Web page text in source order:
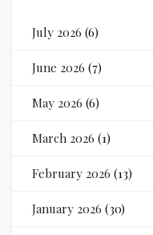
July 2026 (6)
June 2026 (7)
May 2026 (6)
March 2026 (1)
February 2026 (13)
January 2026 (30)